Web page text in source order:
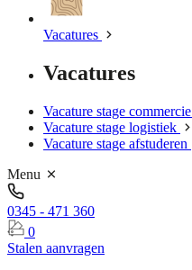
Vacatures
Vacatures
Vacature stage commercie
Vacature stage logistiek
Vacature stage afstuderen
Menu
0345 - 471 360
0
Stalen aanvragen